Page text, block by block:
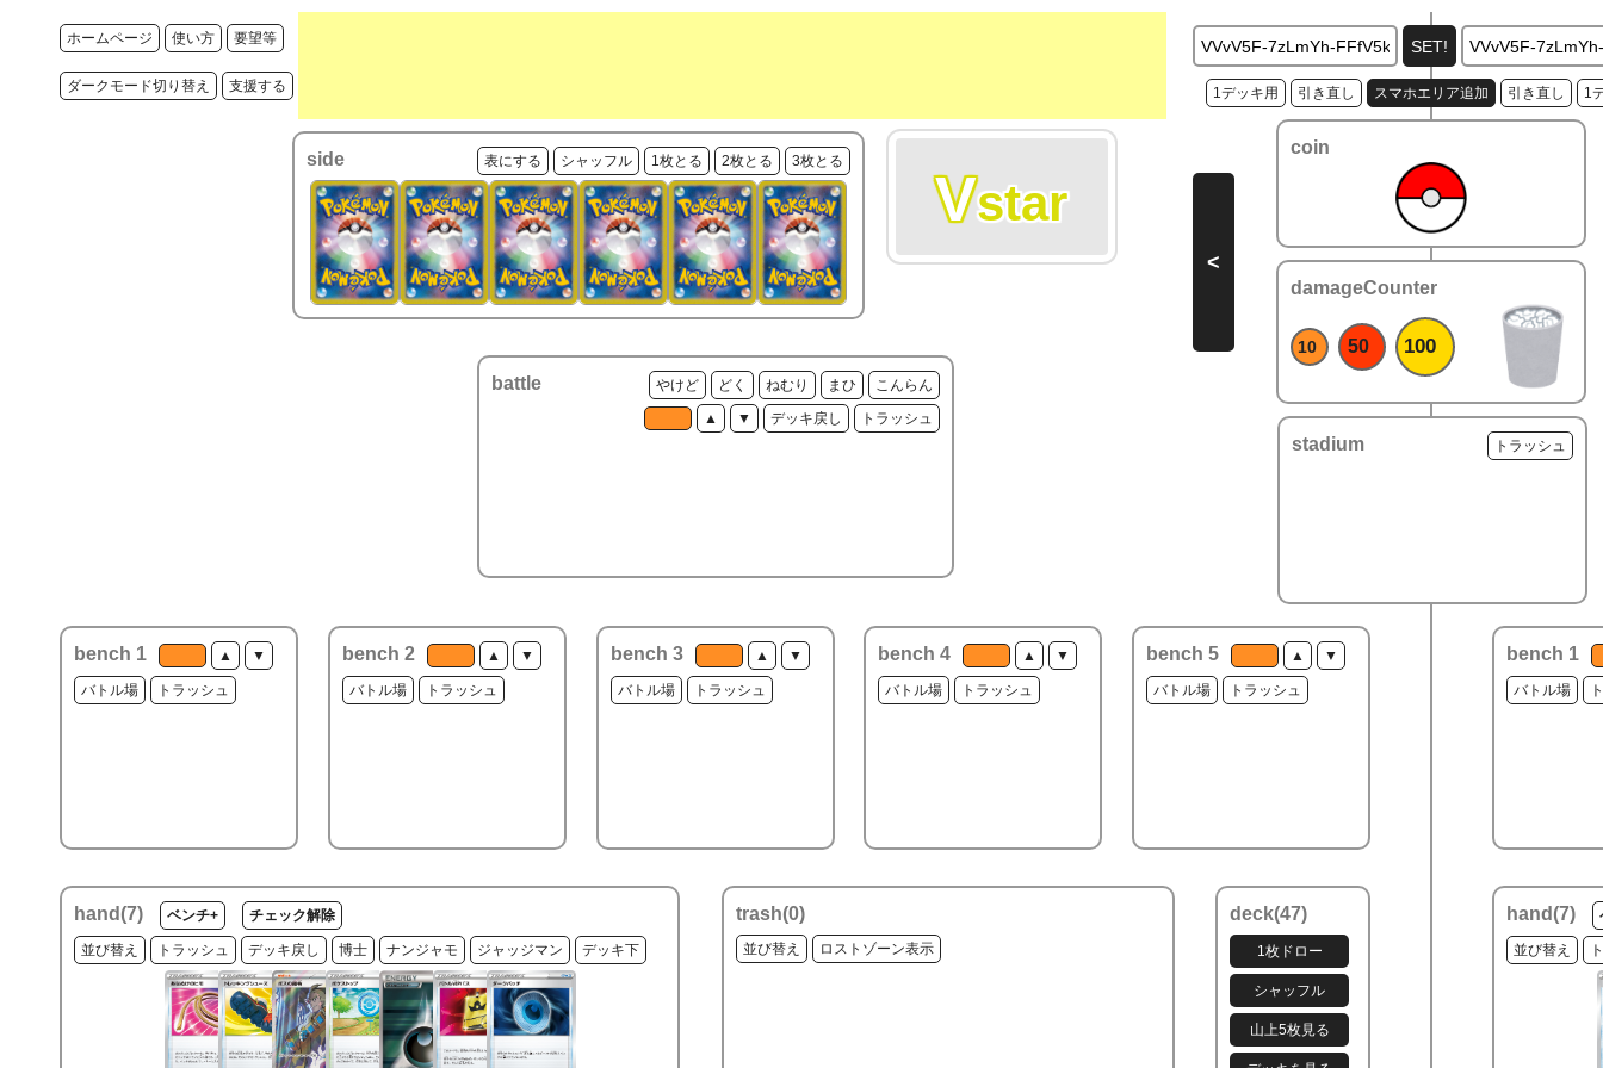
ホームページ 使い方 要望等
ダークモード切り替え 支援する
side 表にする シャッフル 1枚とる 2枚とる 3枚とる
Vstar
battle やけど どく ねむり まひ
こんらん
▲
▼ デッキ戻し トラッシュ
bench 1 ▲ ▼
バトル場 トラッシュ
bench 2 ▲ ▼
バトル場 トラッシュ
bench 3 ▲ ▼
バトル場 トラッシュ
bench 4 ▲ ▼
バトル場 トラッシュ
bench 5 ▲ ▼
バトル場 トラッシュ
hand(7) ベンチ+ チェック解除
並び替え トラッシュ デッキ戻し 博士 ナンジャモ ジャッジマン デッキ下
trash(0)
並び替え ロストゾーン表示
deck(47)
stadium トラッシュ
bench 1
バトル場
hand(7)
並び替え
1デッキ用 引き直し スマホエリア追加 引き直し 1
coin
damageCounter
10 50 100
<